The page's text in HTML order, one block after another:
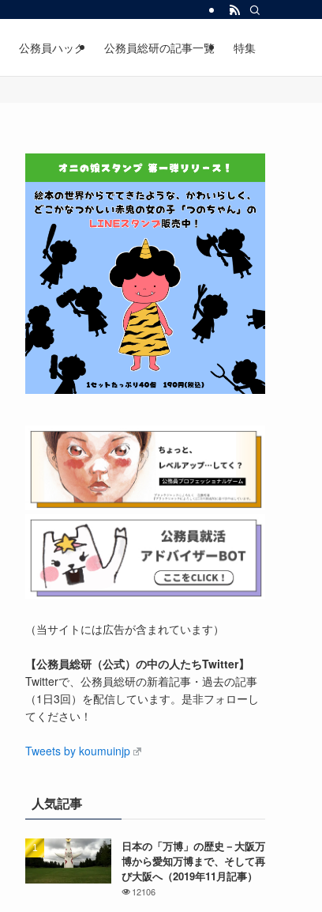
公務員ハック 公務員総研の記事一覧 特集
（当サイトには広告が含まれています）
【公務員総研（公式）の中の人たちTwitter】
Twitterで、公務員総研の新着記事・過去の記事
（1日3回）を配信しています。是非フォローし
てください！
Tweets by koumuinjp
人気記事
日本の「万博」の歴史－大阪万
博から愛知万博まで、そして再
び大阪へ（2019年11月記事）
12106